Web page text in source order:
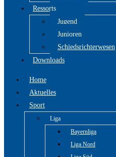
Ressorts
Jugend
Junioren
Schiedsrichterwesen
Downloads
Home
Aktuelles
Sport
Liga
Bayernliga
Liga Nord